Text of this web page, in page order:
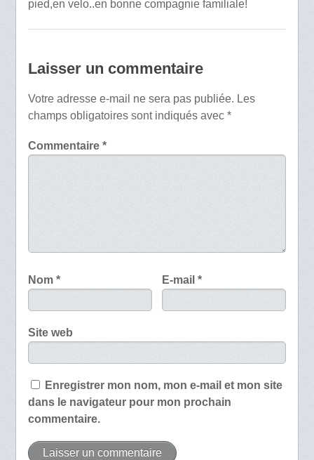
pied,en velo..en bonne compagnie familiale!
Laisser un commentaire
Votre adresse e-mail ne sera pas publiée. Les
champs obligatoires sont indiqués avec *
Commentaire *
Nom * E-mail*
Site web
Enregistrer mon nom, mon e-mail et mon site
dans le navigateur pour mon prochain
commentaire.